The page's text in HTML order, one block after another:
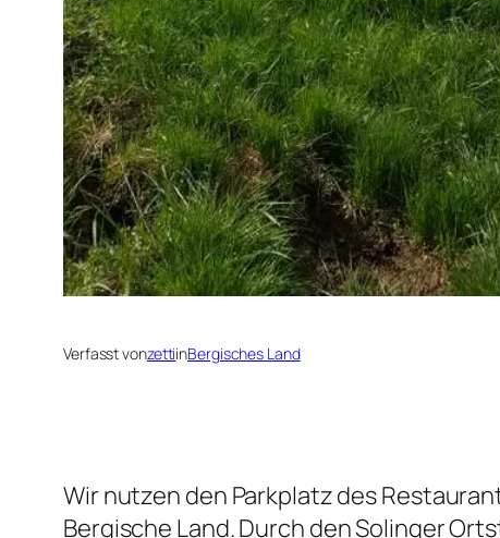
Verfasst vonzettiinBergisches Land
Wir nutzen den Parkplatz des
Bergische Land. Durch den Solinger